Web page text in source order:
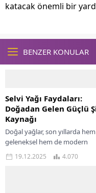
katacak önemli bir
BENZER KONULAR
Selvi Yağı Faydaları:
Doğadan Gelen Güçlü
Kaynağı
Doğal yağlar, son yıllarda hem
geleneksel hem de modern
yaşamda sağlık ve bakım
rutinlerinin vazgeçilmez bir
19.12.2025 4.070